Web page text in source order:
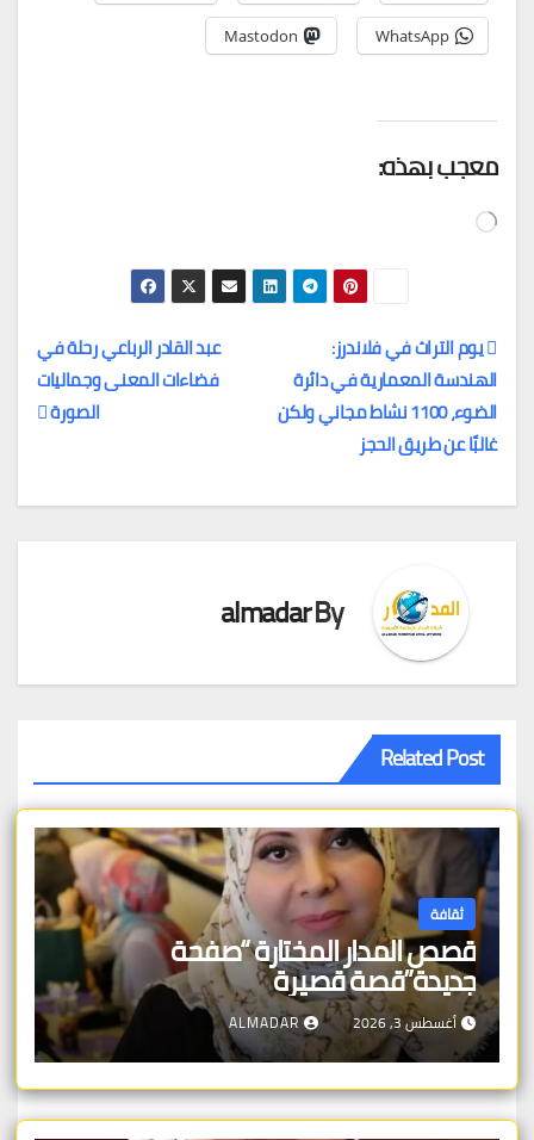
WhatsApp
Mastodon
معجب بهذه:
جاري
تصفّح
المقالات
عبد القادر الرباعي رحلة في
فضاءات المعنى وجماليات
الصورة
يوم التراث في فلاندرز:
الهندسة المعمارية في دائرة
الضوء، 1100 نشاط مجاني ولكن
غالبًا عن طريق الحجز
By
almadar
Related Post
ثقافة
قصص المدار المختارة “صفحة
جديدة”قصة قصيرة
أغسطس 3, 2026 ALMADAR